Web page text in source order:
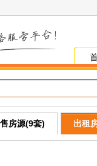
房源(9套) 出租